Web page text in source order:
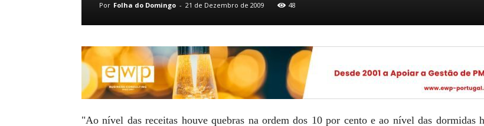
Por Folha do Domingo - 21 de Dezembro de 2009 48
"Ao nível das receitas houve quebras na ordem dos 10 por cento e ao nível das dormidas